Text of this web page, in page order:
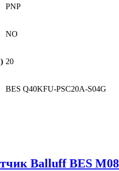
PNP
NO
20
BES Q40KFU-PSC20A-S04G
Balluff BES